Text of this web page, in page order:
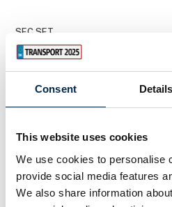
Consent Details
This website uses cookies
We use cookies to personalise
provide social media features
We also share information
SEC SET
7" TFT farve monitor
HMF Group A/S
HMF Group A/S
9520K-RCS